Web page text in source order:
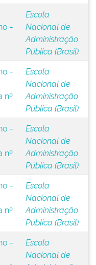
-
Escola
Nacional de
Administração
Pública (Brasil)
-
nº
Escola
Nacional de
Administração
Pública (Brasil)
-
nº
Escola
Nacional de
Administração
Pública (Brasil)
-
nº
Escola
Nacional de
Administração
Pública (Brasil)
-
Escola
Nacional de